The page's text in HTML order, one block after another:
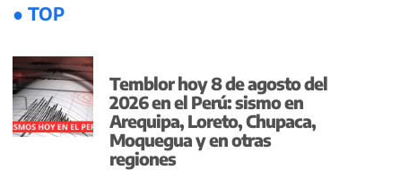
● TOP
Temblor hoy 8 de agosto del
2026 en el Perú: sismo en
Arequipa, Loreto, Chupaca,
Moquegua y en otras
regiones